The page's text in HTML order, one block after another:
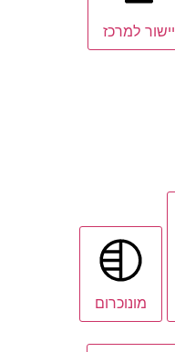
יישור למרכז
מונוכרום